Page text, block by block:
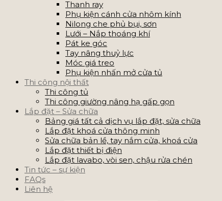
Thanh ray
Phụ kiện cánh cửa nhôm kính
Nilong che phủ bụi, sơn
Lưới – Nắp thoáng khí
Pát ke góc
Tay nâng thuỷ lực
Móc giá treo
Phụ kiện nhấn mở cửa tủ
Thi công nội thất
Thi công tủ
Thi công giường nâng hạ gấp gọn
Lắp đặt – Sửa chữa
Bảng giá tất cả dịch vụ lắp đặt, sửa chữa
Lắp đặt khoá cửa thông minh
Sửa chữa bản lề, tay nắm cửa, khoá cửa
Lắp đặt thiết bị điện
Lắp đặt lavabo, vòi sen, chậu rửa chén
Tin tức – sự kiện
FAQs
Liên hệ